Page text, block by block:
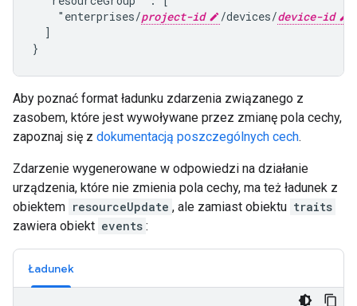
    "enterprises/
project-id /devices/device-id
  ]
}
Aby poznać format ładunku zdarzenia związanego z
zasobem, które jest wywoływane przez zmianę pola cechy,
zapoznaj się z dokumentacją poszczególnych cech.
Zdarzenie wygenerowane w odpowiedzi na działanie
urządzenia, które nie zmienia pola cechy, ma też ładunek z
obiektem resourceUpdate , ale zamiast obiektu traits
zawiera obiekt events :
Ładunek